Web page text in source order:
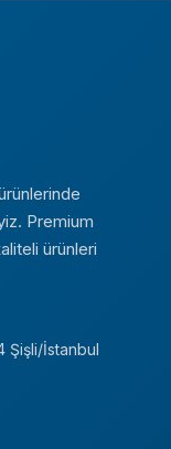
Premium
ürünleri
Şişli/İstanbul